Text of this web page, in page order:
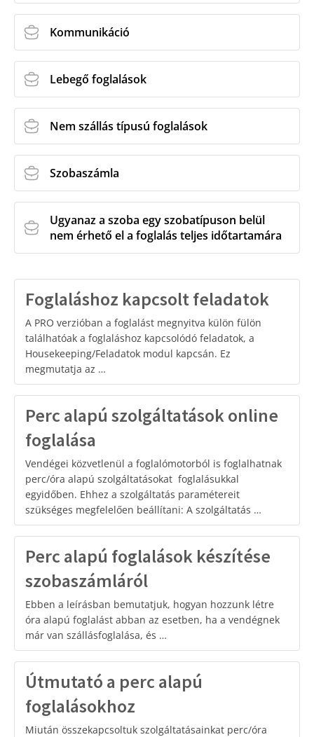
Kommunikáció
Lebegő foglalások
Nem szállás típusú foglalások
Szobaszámla
Ugyanaz a szoba egy szobatípuson belül
nem érhető el a foglalás teljes időtartamára
Foglaláshoz kapcsolt feladatok
A PRO verzióban a foglalást megnyitva külön fülön
találhatóak a foglaláshoz kapcsolódó feladatok, a
Housekeeping/Feladatok modul kapcsán. Ez
megmutatja az …
Perc alapú szolgáltatások online
foglalása
Vendégei közvetlenül a foglalómotorból is foglalhatnak
perc/óra alapú szolgáltatásokat foglalásukkal
egyidőben. Ehhez a szolgáltatás paramétereit
szükséges megfelelően beállítani: A szolgáltatás …
Perc alapú foglalások készítése
szobaszámláról
Ebben a leírásban bemutatjuk, hogyan hozzunk létre
óra alapú foglalást abban az esetben, ha a vendégnek
már van szállásfoglalása, és …
Útmutató a perc alapú
foglalásokhoz
Miután összekapcsoltuk szolgáltatásainkat perc/óra